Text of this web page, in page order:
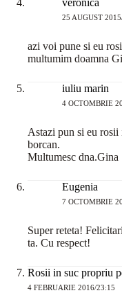
25 AUGUST
azi voi pune si eu
multumim doamna
iuliu marin
4 OCTOMBRIE
Astazi pun si eu rosii
borcan.
Multumesc dna.Gina
Eugenia
7 OCTOMBRIE
Super reteta!
ta. Cu respect!
Rosii in suc propriu
4 FEBRUARIE 2016/23:15